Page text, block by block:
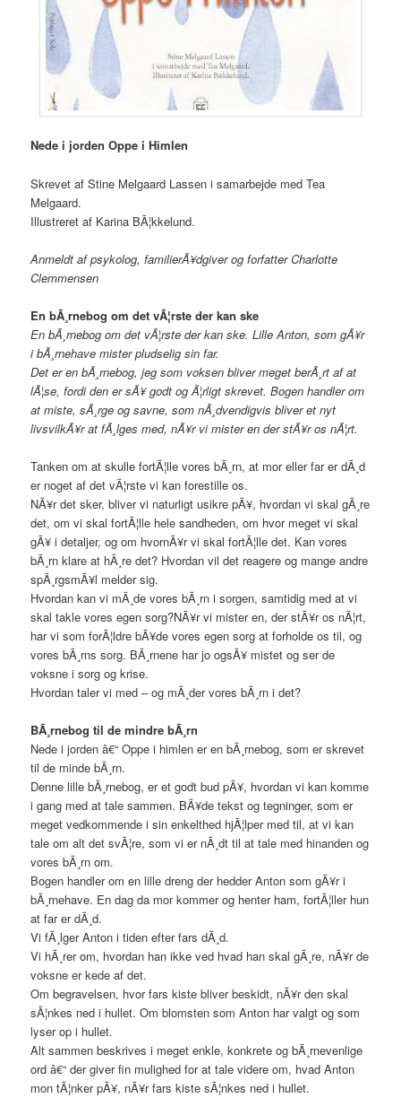
Nede i jorden Oppe i Himlen
Skrevet af Stine Melgaard Lassen i samarbejde med Tea
Melgaard.
Illustreret af Karina BÃ¦kkelund.
Anmeldt af psykolog, familierÃ¥dgiver og forfatter Charlotte
Clemmensen
En bÃ¸rnebog om det vÃ¦rste der kan ske
En bÃ¸rnebog om det vÃ¦rste der kan ske. Lille Anton, som gÃ¥r
i bÃ¸rnehave mister pludselig sin far.
Det er en bÃ¸rnebog, jeg som voksen bliver meget berÃ¸rt af at
lÃ¦se, fordi den er sÃ¥ godt og Ã¦rligt skrevet. Bogen handler om
at miste, sÃ¸rge og savne, som nÃ¸dvendigvis bliver et nyt
livsvilkÃ¥r at fÃ¸lges med, nÃ¥r vi mister en der stÃ¥r os nÃ¦rt.
Tanken om at skulle fortÃ¦lle vores bÃ¸rn, at mor eller far er dÃ¸d
er noget af det vÃ¦rste vi kan forestille os.
NÃ¥r det sker, bliver vi naturligt usikre pÃ¥, hvordan vi skal gÃ¸re
det, om vi skal fortÃ¦lle hele sandheden, om hvor meget vi skal
gÃ¥ i detaljer, og om hvornÃ¥r vi skal fortÃ¦lle det. Kan vores
bÃ¸rn klare at hÃ¸re det? Hvordan vil det reagere og mange andre
spÃ¸rgsmÃ¥l melder sig.
Hvordan kan vi mÃ¸de vores bÃ¸rn i sorgen, samtidig med at vi
skal takle vores egen sorg?NÃ¥r vi mister en, der stÃ¥r os nÃ¦rt,
har vi som forÃ¦ldre bÃ¥de vores egen sorg at forholde os til, og
vores bÃ¸rns sorg. BÃ¸rnene har jo ogsÃ¥ mistet og ser de
voksne i sorg og krise.
Hvordan taler vi med – og mÃ¸der vores bÃ¸rn i det?
BÃ¸rnebog til de mindre bÃ¸rn
Nede i jorden â€“ Oppe i himlen er en bÃ¸rnebog, som er skrevet
til de minde bÃ¸rn.
Denne lille bÃ¸rnebog, er et godt bud pÃ¥, hvordan vi kan komme
i gang med at tale sammen. BÃ¥de tekst og tegninger, som er
meget vedkommende i sin enkelthed hjÃ¦lper med til, at vi kan
tale om alt det svÃ¦re, som vi er nÃ¸dt til at tale med hinanden og
vores bÃ¸rn om.
Bogen handler om en lille dreng der hedder Anton som gÃ¥r i
bÃ¸rnehave. En dag da mor kommer og henter ham, fortÃ¦ller hun
at far er dÃ¸d.
Vi fÃ¸lger Anton i tiden efter fars dÃ¸d.
Vi hÃ¸rer om, hvordan han ikke ved hvad han skal gÃ¸re, nÃ¥r de
voksne er kede af det.
Om begravelsen, hvor fars kiste bliver beskidt, nÃ¥r den skal
sÃ¦nkes ned i hullet. Om blomsten som Anton har valgt og som
lyser op i hullet.
Alt sammen beskrives i meget enkle, konkrete og bÃ¸rnevenlige
ord â€“ der giver fin mulighed for at tale videre om, hvad Anton
mon tÃ¦nker pÃ¥, nÃ¥r fars kiste sÃ¦nkes ned i hullet.